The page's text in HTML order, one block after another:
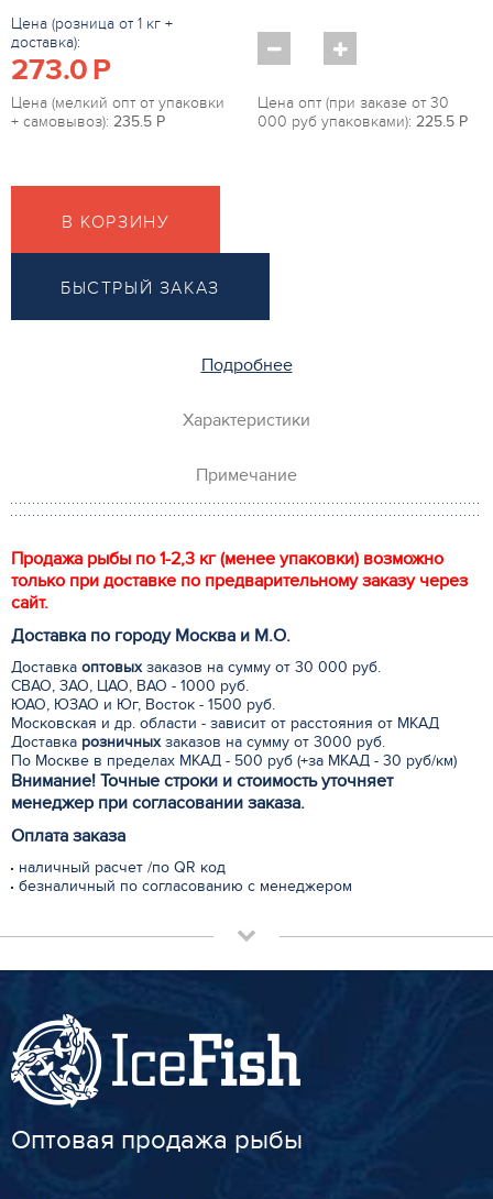
Цена (розница от 1 кг +
доставка):
273.0P
Цена (мелкий опт от упаковки
+ самовывоз): 235.5 P
Цена опт (при заказе от 30
000 руб упаковками): 225.5 P
В КОРЗИНУ
БЫСТРЫЙ ЗАКАЗ
Подробнее
Характеристики
Примечание
Продажа рыбы по 1-2,3 кг (менее упаковки) возможно
только при доставке по предварительному заказу через
сайт.
Доставка по городу Москва и М.О.
Доставка оптовыхзаказов на сумму от 30 000 руб.
СВАО, ЗАО, ЦАО, ВАО - 1000 руб.
ЮАО, ЮЗАО и Юг, Восток - 1500 руб.
Московская и др. области - зависит от расстояния от МКАД
Доставка розничныхзаказов на сумму от 3000 руб.
По Москве в пределах МКАД - 500 руб (+за МКАД - 30 руб/км)
Внимание! Точные строки и стоимость уточняет
менеджер при согласовании заказа.
Оплата заказа
наличный расчет /по QR код
безналичный по согласованию с менеджером
Оптовая продажа рыбы